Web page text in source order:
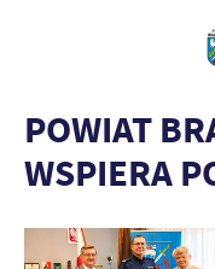
POWIAT
WSPIERA